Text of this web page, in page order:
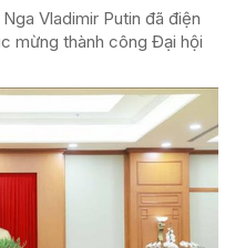
Vladimir Putin đã điện
mừng thành công Đại hội